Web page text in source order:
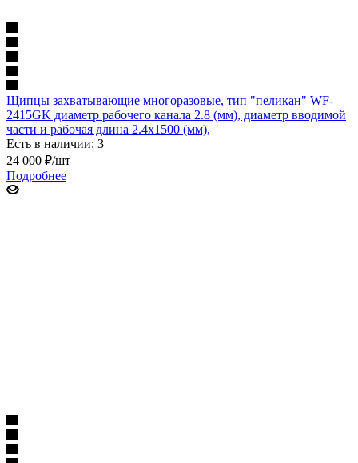
Щипцы захватывающие многоразовые, тип "пеликан" WF-
2415GK диаметр рабочего канала 2.8 (мм), диаметр вводимой
части и рабочая длина 2.4х1500 (мм),
Есть в наличии: 3
24 000 ₽/шт
Подробнее